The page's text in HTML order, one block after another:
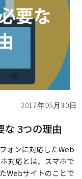
2017年05月30日
な 3つの理由
ォンに対応したWeb
対応とは、スマホで
Webサイトのことで